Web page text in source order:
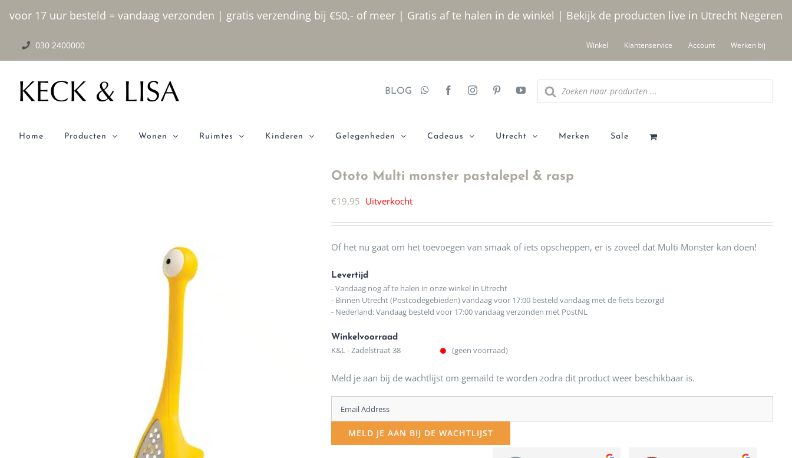
voor 17 uur besteld = vandaag verzonden | gratis verzending bij €50,- of meer | Gratis af te halen in de winkel | Bekijk de producten live in Utrecht Negeren
inhoud
030 2400000 Winkel Klantenservice Account Werken bij
BLOG
Producten
zoeken
Home Producten Wonen Ruimtes Kinderen Gelegenheden Cadeaus Utrecht Merken Sale
Ototo Multi monster pastalepel & rasp
€19,95 Uitverkocht
Of het nu gaat om het toevoegen van smaak of iets opscheppen, er is zoveel dat Multi Monster kan doen!
Levertijd
- Vandaag nog af te halen in onze winkel in Utrecht
- Binnen Utrecht (Postcodegebieden) vandaag voor 17:00 besteld vandaag met de fiets bezorgd
- Nederland: Vandaag besteld voor 17:00 vandaag verzonden met PostNL
Winkelvoorraad
K&L - Zadelstraat 38 (geen voorraad)
Meld je aan bij de wachtlijst om gemaild te worden zodra dit product weer beschikbaar is.
Enter
your
email
MELD JE AAN BIJ DE WACHTLIJST